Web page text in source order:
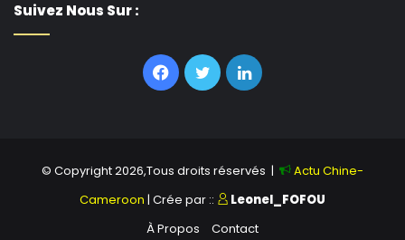
Suivez Nous Sur :
Facebook
TwitterLinkedin
© Copyright 2026,Tous droits réservés |
Actu Chine-
Cameroon | Crée par ::
Leonel_FOFOU
À Propos
Contact